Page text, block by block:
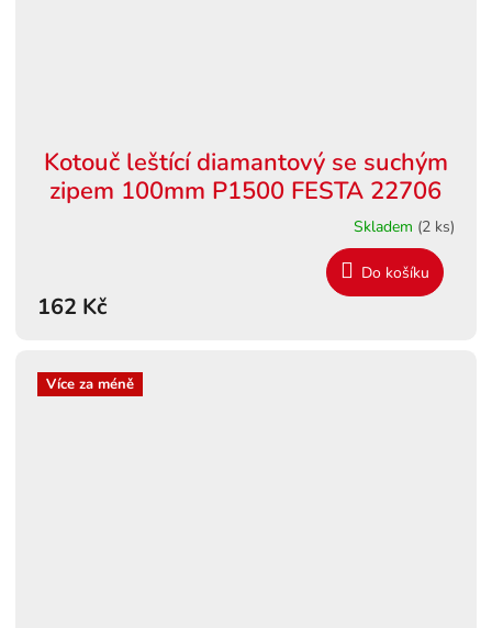
Kotouč leštící diamantový se suchým
zipem 100mm P1500 FESTA 22706
Skladem (2 ks)
162 Kč
Do košíku
Více za méně